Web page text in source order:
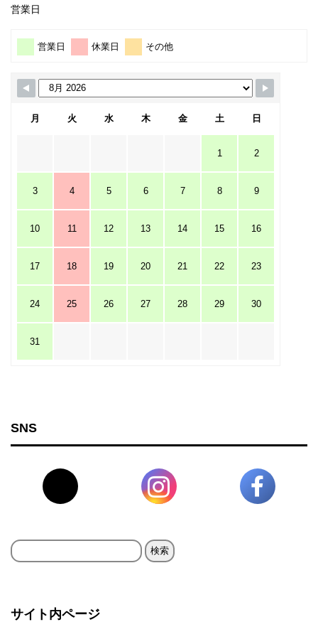
営業日
営業日 休業日 その他
月 火 水 木 金 土 日
1 2
3 4 5 6 7 8 9
10 11 12 13 14 15 16
17 18 19 20 21 22 23
24 25 26 27 28 29 30
31
SNS
検
サイト内ページ